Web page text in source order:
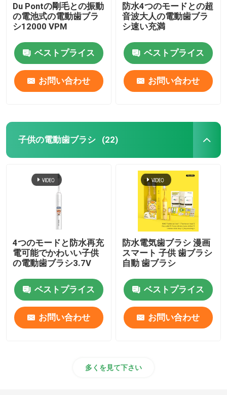
Du Pontの剛毛との振動
の電池式の電動歯ブラ
シ12000 VPM
ベストプライス
お問い合わせ
防水4つのモードとの超
音波大人の電動歯ブラ
シ速い充満
ベストプライス
お問い合わせ
子供の電動歯ブラシ (22)
4つのモードと防水再充
電可能でかわいい子供
の電動歯ブラシ3.7V
ベストプライス
お問い合わせ
防水電気歯ブラシ 漫画
スマート 子供 歯ブラシ
自動 歯ブラシ
ベストプライス
お問い合わせ
多くを見て下さい